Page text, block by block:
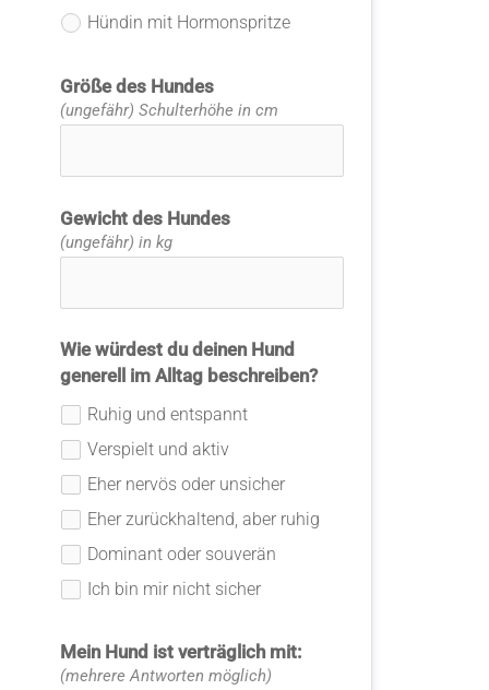
Hündin mit Hormonspritze
Größe des Hundes
(ungefähr) Schulterhöhe in cm
Gewicht des Hundes
(ungefähr) in kg
Wie würdest du deinen Hund
generell im Alltag beschreiben?
Ruhig und entspannt
Verspielt und aktiv
Eher nervös oder unsicher
Eher zurückhaltend, aber ruhig
Dominant oder souverän
Ich bin mir nicht sicher
Mein Hund ist verträglich mit:
(mehrere Antworten möglich)